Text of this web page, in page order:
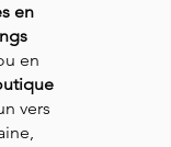
en
en
vers